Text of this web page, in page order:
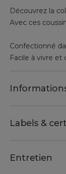
Découvrez la
Avec ces
Confectionné
Facile à vivre et
Labels &
Entretien